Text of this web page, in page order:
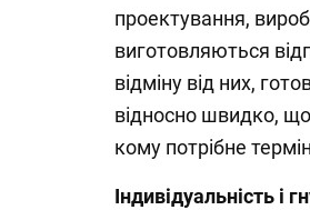
проектування,
виготовляються
відміну від них,
відносно швидко,
кому потрібне
Індивідуальність і